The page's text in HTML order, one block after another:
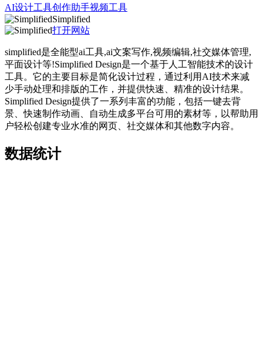
AI设计工具创作助手视频工具
Simplified
打开网站
simplified是全能型ai工具,ai文案写作,视频编辑,社交媒体管理,
平面设计等!Simplified Design是一个基于人工智能技术的设计
工具。它的主要目标是简化设计过程，通过利用AI技术来减
少手动处理和排版的工作，并提供快速、精准的设计结果。
Simplified Design提供了一系列丰富的功能，包括一键去背
景、快速制作动画、自动生成多平台可用的素材等，以帮助用
户轻松创建专业水准的网页、社交媒体和其他数字内容。
数据统计